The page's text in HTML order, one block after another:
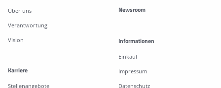
Über uns
Verantwortung
Vision
Karriere
Stellenangebote
Newsroom
Informationen
Einkauf
Impressum
Datenschutz